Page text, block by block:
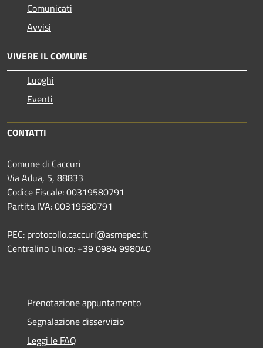
Comunicati
Avvisi
VIVERE IL COMUNE
Luoghi
Eventi
CONTATTI
Comune di Caccuri
Via Adua, 5, 88833
Codice Fiscale: 00319580791
Partita IVA: 00319580791
PEC: protocollo.caccuri@asmepec.it
Centralino Unico: +39 0984 998040
Prenotazione appuntamento
Segnalazione disservizio
Leggi le FAQ